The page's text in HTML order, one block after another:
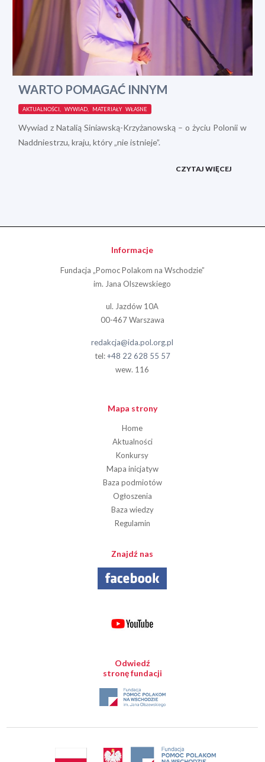
WARTO POMAGAĆ INNYM
AKTUALNOŚCI, WYWIAD, MATERIAŁY WŁASNE
Wywiad z Natalią Siniawską-Krzyżanowską – o życiu Polonii w
Naddniestrzu, kraju, który „nie istnieje”.
CZYTAJ WIĘCEJ
Informacje
Fundacja „Pomoc Polakom na Wschodzie”
im. Jana Olszewskiego
ul. Jazdów 10A
00-467 Warszawa
redakcja@ida.pol.org.pl
tel:+48 22 628 55 57
wew. 116
Mapa strony
Home
Aktualności
Konkursy
Mapa inicjatyw
Baza podmiotów
Ogłoszenia
Baza wiedzy
Regulamin
Znajdź nas
Odwiedź
stronę fundacji